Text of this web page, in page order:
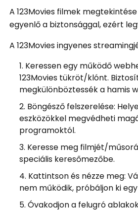
A 123Movies filmek
egyenlő a biztonsággal, ezért
A 123Movies ingyenes
Keressen egy működő
123Movies tükröt/klónt.
megkülönböztessék a hamis
Böngésző felszerelése:
eszközökkel megvédheti
programoktól.
Keresse meg filmjét/
speciális keresőmezőbe.
Kattintson és nézze meg:
nem működik, próbáljon ki
Óvakodjon a felugró